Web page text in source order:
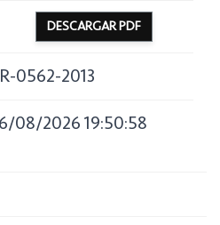
DESCARGAR PDF
0562-2013
08/2026 19:50:58